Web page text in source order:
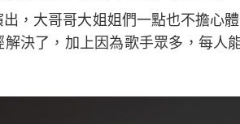
，大哥哥大姐姐們一點也不擔心
解決了，加上因為歌手眾多，每人